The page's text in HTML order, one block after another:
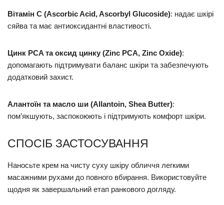
Вітамін С (Ascorbic Acid, Ascorbyl Glucoside): надає шкірі
сяйва та має антиоксидантні властивості.
Цинк PCA та оксид цинку (Zinc PCA, Zinc Oxide):
допомагають підтримувати баланс шкіри та забезпечують
додатковий захист.
Алантоїн та масло ши (Allantoin, Shea Butter):
пом’якшують, заспокоюють і підтримують комфорт шкіри.
СПОСІБ ЗАСТОСУВАННЯ
Наносьте крем на чисту суху шкіру обличчя легкими
масажними рухами до повного вбирання. Використовуйте
щодня як завершальний етап ранкового догляду.